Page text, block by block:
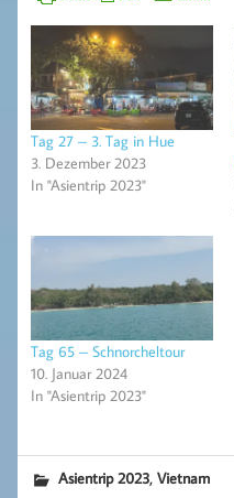
Tag 27 – 3. Tag in Hue
3. Dezember 2023
In "Asientrip 2023"
Tag 65 – Schnorcheltour
10. Januar 2024
In "Asientrip 2023"
Asientrip 2023,Vietnam